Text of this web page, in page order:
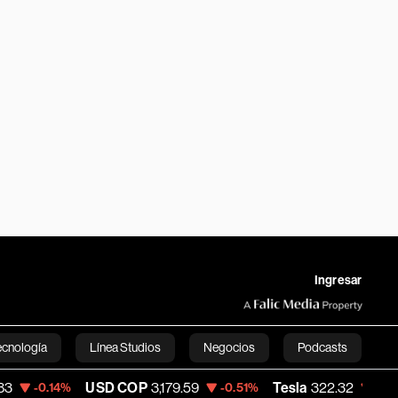
Ingresar
Línea Studios Negocios Podcasts
English
USD COP 3,179.59 -0.51% Tesla 322.32 -1.51% Space